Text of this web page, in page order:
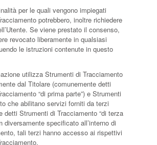
per le quali vengono impiegati
potrebbero, inoltre richiedere
Se viene prestato il consenso,
revocato liberamente in qualsiasi
le istruzioni contenute in questo
utilizza Strumenti di Tracciamento
dal Titolare (comunemente detti
“di prima parte”) e Strumenti
che abilitano servizi forniti da terzi
detti Strumenti di Tracciamento “di terza
diversamente specificato all’interno di
tali terzi hanno accesso ai rispettivi